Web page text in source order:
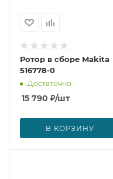
Ротор в сборе Makita
516778-0
Достаточно
15 790 ₽/шт
В КОРЗИНУ